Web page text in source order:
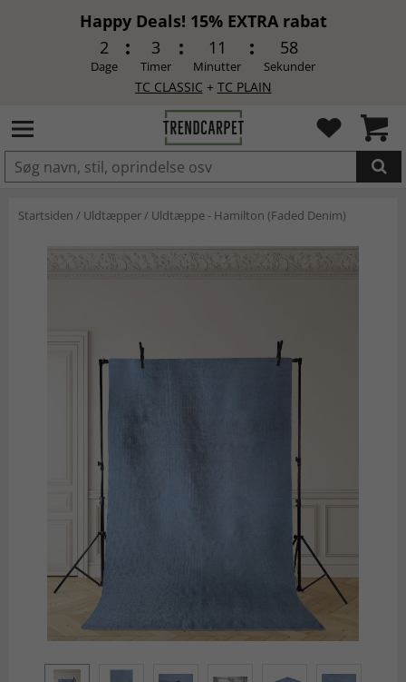
Happy Deals! 15% EXTRA rabat
2
Dage
3
Timer
11
Minutter
57
Sekunder
TC CLASSIC + TC PLAIN
LAGT I INDKØBSKURVEN.
Startsiden / Uldtæpper/ Uldtæppe - Hamilton (Faded Denim)